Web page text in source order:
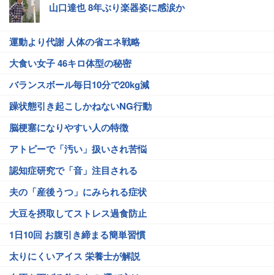
山口達也 8年ぶり楽器姿に感涙か
運動より代謝 人体の省エネ戦略
大食い女子 46キロ体型の秘密
バランスボール毎日10分で20kg減
躁状態引き起こしかねないNG行動
脳梗塞になりやすい人の特徴
アトピーで「汚い」扱いされ苦悩
認知症研究で「音」注目される
夫の「産後うつ」にみられる症状
大豆を摂取してストレス過食防止
1日10回 お腹引き締まる簡単習慣
太りにくいアイス 栄養士が解説